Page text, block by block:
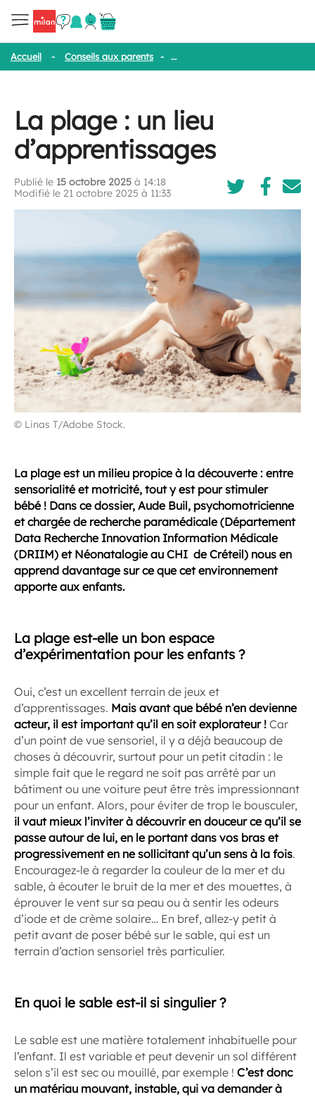
Accueil - Conseils aux parents - La plage : un lieu
La plage : un lieu
d’apprentissages
Publié le 15 octobre 2025 à 14:18
Modifié le 21 octobre 2025 à 11:33
© Linas T/Adobe Stock.
La plage est un milieu propice à la découverte : entre
sensorialité et motricité, tout y est pour stimuler
bébé ! Dans ce dossier, Aude Buil, psychomotricienne
et chargée de recherche paramédicale (Département
Data Recherche Innovation Information Médicale
(DRIIM) et Néonatalogie au CHI de Créteil) nous en
apprend davantage sur ce que cet environnement
apporte aux enfants.
La plage est-elle un bon espace
d’expérimentation pour les enfants ?
Oui, c’est un excellent terrain de jeux et
d’apprentissages. Mais avant que bébé n’en devienne
acteur, il est important qu’il en soit explorateur ! Car
d’un point de vue sensoriel, il y a déjà beaucoup de
choses à découvrir, surtout pour un petit citadin : le
simple fait que le regard ne soit pas arrêté par un
bâtiment ou une voiture peut être très impressionnant
pour un enfant. Alors, pour éviter de trop le bousculer,
il vaut mieux l’inviter à découvrir en douceur ce qu’il se
passe autour de lui, en le portant dans vos bras et
progressivement en ne sollicitant qu’un sens à la fois.
Encouragez-le à regarder la couleur de la mer et du
sable, à écouter le bruit de la mer et des mouettes, à
éprouver le vent sur sa peau ou à sentir les odeurs
d’iode et de crème solaire… En bref, allez-y petit à
petit avant de poser bébé sur le sable, qui est un
terrain d’action sensoriel très particulier.
En quoi le sable est-il si singulier ?
Le sable est une matière totalement inhabituelle pour
l’enfant. Il est variable et peut devenir un sol différent
selon s’il est sec ou mouillé, par exemple ! C’est donc
un matériau mouvant, instable, qui va demander à